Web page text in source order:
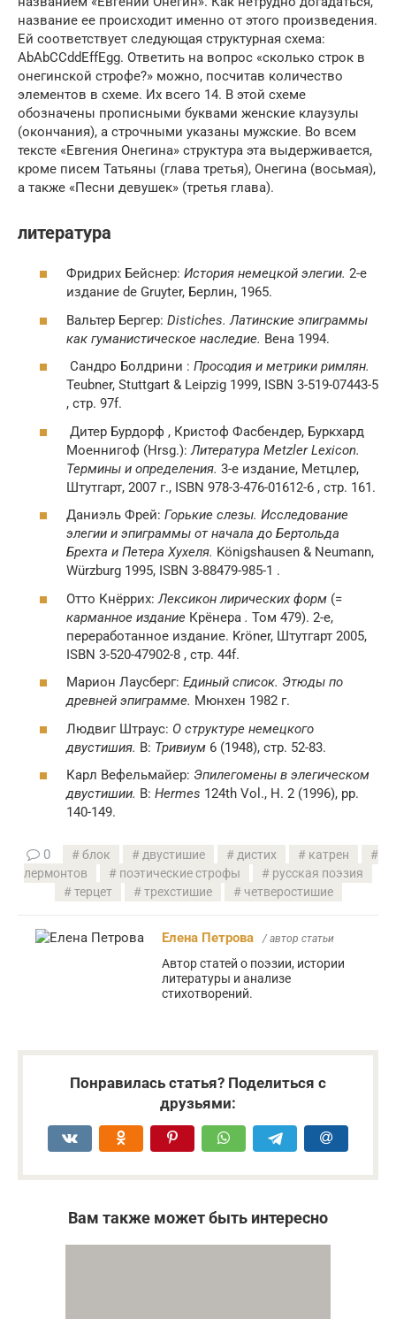
название ее происходит именно от этого произведения.
Ей соответствует следующая структурная схема:
AbAbCCddEffEgg. Ответить на вопрос «сколько строк в
онегинской строфе?» можно, посчитав количество
элементов в схеме. Их всего 14. В этой схеме
обозначены прописными буквами женские клаузулы
(окончания), а строчными указаны мужские. Во всем
тексте «Евгения Онегина» структура эта выдерживается,
кроме писем Татьяны (глава третья), Онегина (восьмая),
а также «Песни девушек» (третья глава).
литература
Фридрих Бейснер: История немецкой элегии. 2-е
издание de Gruyter, Берлин, 1965.
Вальтер Бергер: Distiches. Латинские эпиграммы
как гуманистическое наследие. Вена 1994.
Сандро Болдрини : Просодия и метрики римлян.
Teubner, Stuttgart & Leipzig 1999, ISBN 3-519-07443-5
, стр. 97f.
Дитер Бурдорф , Кристоф Фасбендер, Буркхард
Моеннигоф (Hrsg.): Литература Metzler Lexicon.
Термины и определения. 3-е издание, Метцлер,
Штутгарт, 2007 г., ISBN 978-3-476-01612-6 , стр. 161.
Даниэль Фрей: Горькие слезы. Исследование
элегии и эпиграммы от начала до Бертольда
Брехта и Петера Хухеля. Königshausen & Neumann,
Würzburg 1995, ISBN 3-88479-985-1 .
Отто Кнёррих: Лексикон лирических форм (=
карманное издание Крёнера . Том 479). 2-е,
переработанное издание. Kröner, Штутгарт 2005,
ISBN 3-520-47902-8 , стр. 44f.
Марион Лаусберг: Единый список. Этюды по
древней эпиграмме. Мюнхен 1982 г.
Людвиг Штраус: О структуре немецкого
двустишия. В: Тривиум 6 (1948), стр. 52-83.
Карл Вефельмайер: Эпилегомены в элегическом
двустишии. В: Hermes 124th Vol., H. 2 (1996), pp.
140-149.
0 блок двустишие дистих
катрен
лермонтов
поэтические строфы
русская поэзия
терцет
трехстишие четверостишие
Елена Петрова / автор статьи
Автор статей о поэзии, истории
литературы и анализе
стихотворений.
Понравилась статья? Поделиться с
друзьями:
Вам также может быть интересно